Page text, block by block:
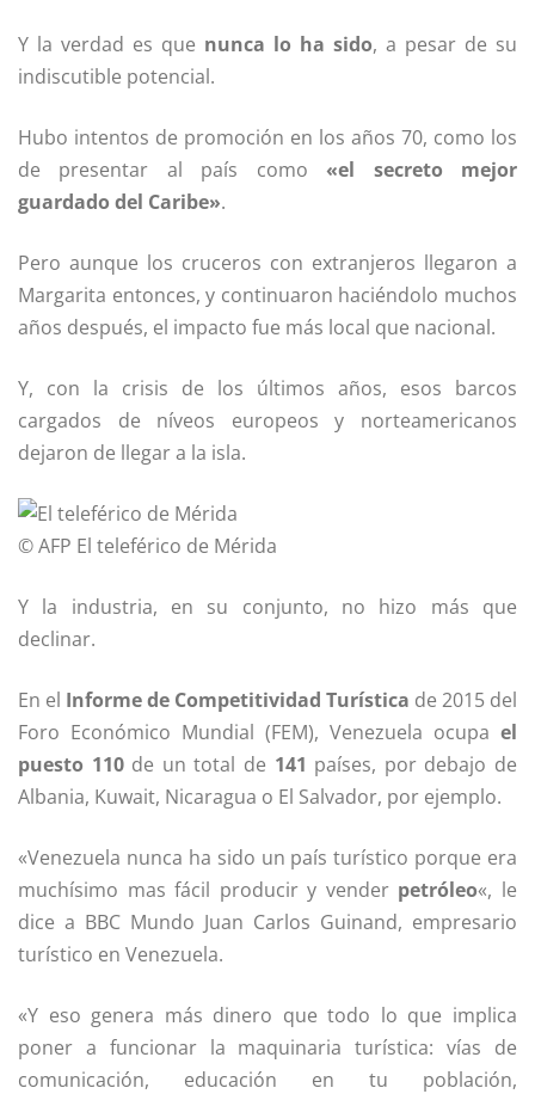
Y la verdad es que nunca lo ha sido, a pesar de su
indiscutible potencial.
Hubo intentos de promoción en los años 70, como los
de presentar al país como«el secreto mejor
guardado del Caribe».
Pero aunque los cruceros con extranjeros llegaron a
Margarita entonces, y continuaron haciéndolo muchos
años después, el impacto fue más local que nacional.
Y, con la crisis de los últimos años, esos barcos
cargados de níveos europeos y norteamericanos
dejaron de llegar a la isla.
© AFP El teleférico de Mérida
Y la industria, en su conjunto, no hizo más que
declinar.
En el Informe de Competitividad Turística de 2015 del
Foro Económico Mundial (FEM), Venezuela ocupa el
puesto 110de un total de 141 países, por debajo de
Albania, Kuwait, Nicaragua o El Salvador, por ejemplo.
«Venezuela nunca ha sido un país turístico porque era
muchísimo mas fácil producir y vender petróleo«, le
dice a BBC Mundo Juan Carlos Guinand, empresario
turístico en Venezuela.
«Y eso genera más dinero que todo lo que implica
poner a funcionar la maquinaria turística: vías de
comunicación, educación en tu población,